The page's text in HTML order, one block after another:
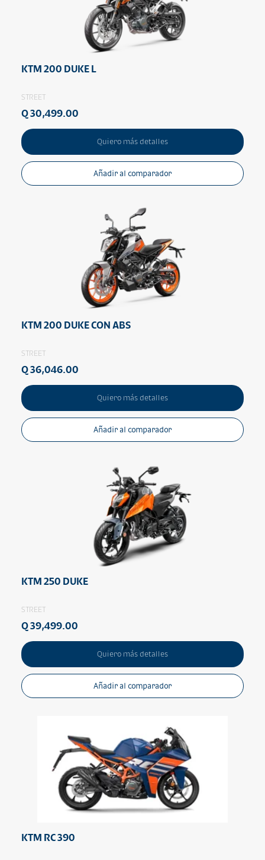
KTM 200 DUKE L
STREET
Q 30,499.00
Quiero más detalles
Añadir al comparador
KTM 200 DUKE CON ABS
STREET
Q 36,046.00
Quiero más detalles
Añadir al comparador
KTM 250 DUKE
STREET
Q 39,499.00
Quiero más detalles
Añadir al comparador
KTM RC 390